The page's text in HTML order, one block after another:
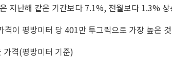
지난해 같은 기간보다 7.1%, 전월보다 1.3% 상
격이 평방미터 당 401만 투그릭으로 가장 높은
가격(평방미터 기준)